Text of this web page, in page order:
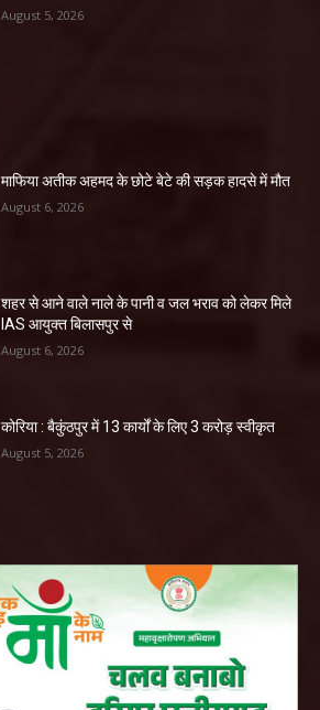
August 5, 2026
माफिया अतीक अहमद के छोटे बेटे की सड़क हादसे में मौत
August 6, 2026
शहर से आने वाले नाले के पानी व जल भराव को लेकर मिले
IAS आयुक्त बिलासपुर से
August 6, 2026
कोरिया : बैकुंठपुर में 13 कार्यों के लिए 3 करोड़ स्वीकृत
August 5, 2026